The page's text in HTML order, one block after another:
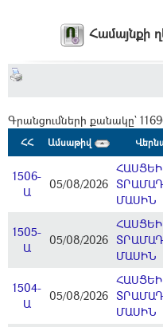
Համայնքի
Գրանցումների քանակը`
ՀՀ Ամսաթիվ
1506-
Ա
05/08/2026
ՀԱՍՑԵԻ
ՄԱՍԻՆ
1505-
Ա
05/08/2026
ՀԱՍՑԵԻ
ՄԱՍԻՆ
1504-
Ա
05/08/2026
ՀԱՍՑԵԻ
ՄԱՍԻՆ